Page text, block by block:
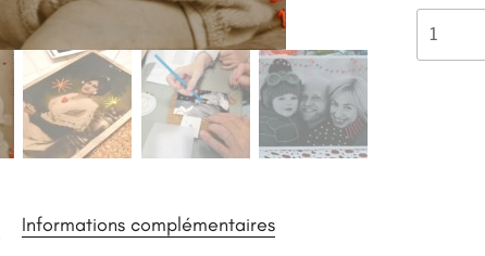
Informations complémentaires